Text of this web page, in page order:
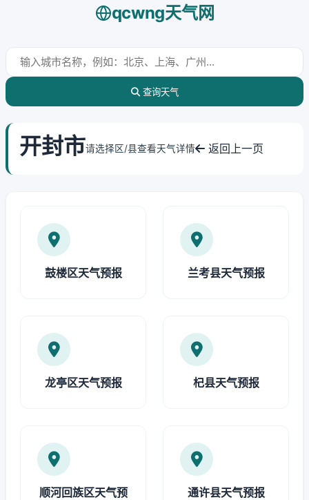
qcwng天气网
查询天气
开封市请选择区/县查看天气详情 返回上一页
鼓楼区天气预报 兰考县天气预报
龙亭区天气预报 杞县天气预报
顺河回族区天气预
通许县天气预报